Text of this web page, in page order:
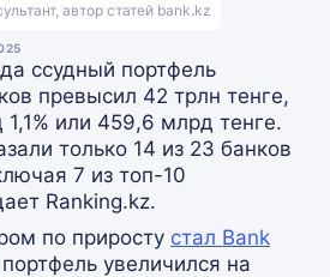
автор статей bank.kz
ссудный портфель
превысил 42 трлн тенге,
или 459,6 млрд тенге.
только 14 из 23 банков
7 из топ-10
Ranking.kz.
по приросту стал Bank
увеличился на